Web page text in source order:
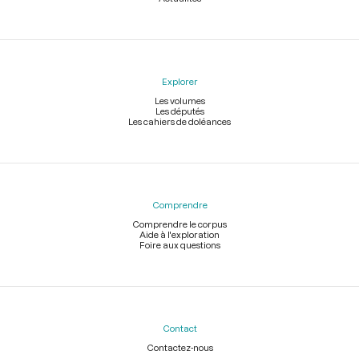
Explorer
Les volumes
Les députés
Les cahiers de doléances
Comprendre
Comprendre le corpus
Aide à l'exploration
Foire aux questions
Contact
Contactez-nous